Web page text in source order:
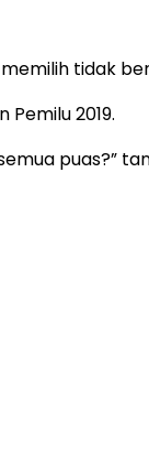
memilih tidak
2019.
puas?”